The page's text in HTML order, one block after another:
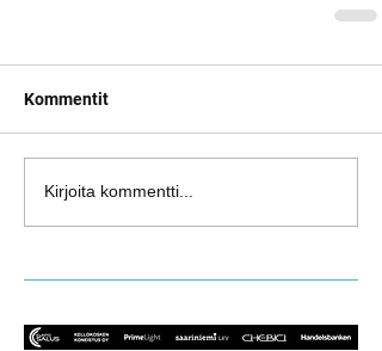
Kommentit
Kirjoita kommentti...